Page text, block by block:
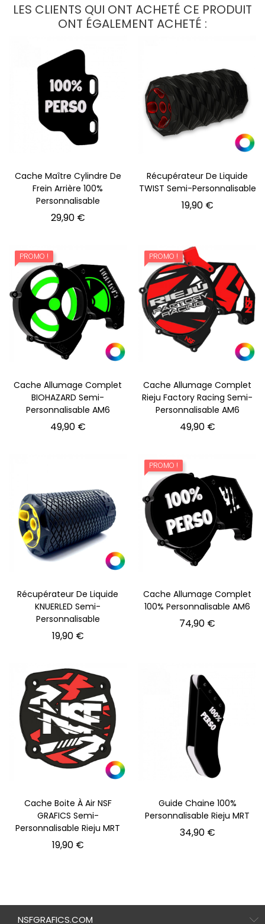
LES CLIENTS QUI ONT ACHETÉ CE PRODUIT
ONT ÉGALEMENT ACHETÉ :
Cache Maître Cylindre De
Frein Arrière 100%
Personnalisable
29,90 €Prix
Récupérateur De Liquide
TWIST Semi-Personnalisable
19,90 €Prix
PROMO !
Cache Allumage Complet
BIOHAZARD Semi-
Personnalisable AM6
49,90 €Prix
PROMO !
Cache Allumage Complet
Rieju Factory Racing Semi-
Personnalisable AM6
49,90 €Prix
Récupérateur De Liquide
KNUERLED Semi-
Personnalisable
19,90 €Prix
PROMO !
Cache Allumage Complet
100% Personnalisable AM6
74,90 €
Cache Boite À Air NSF
GRAFICS Semi-
Personnalisable Rieju MRT
19,90 €Prix
Guide Chaine 100%
Personnalisable Rieju MRT
34,90 €Prix
NSFGRAFICS.COM